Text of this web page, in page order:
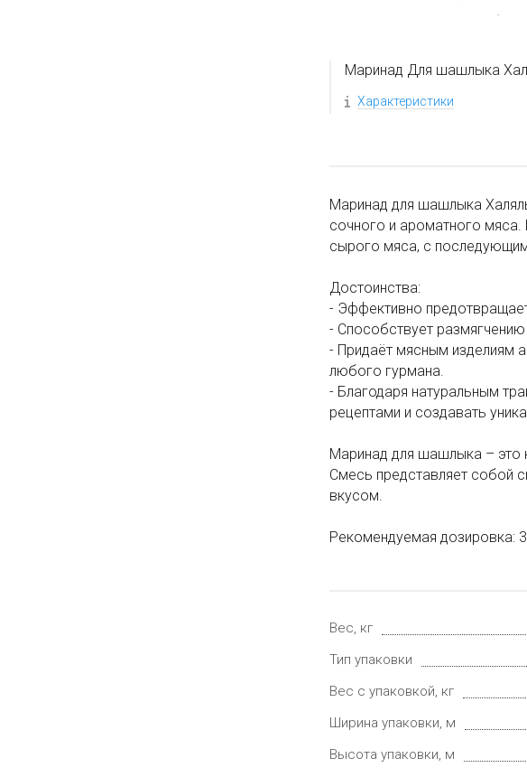
Маринад Для шашлыка
Характеристики
Маринад для шашлыка
сочного и ароматного мяса.
сырого мяса, с
Достоинства:
- Эффективно
- Способствует
- Придаёт мясным изделиям
любого гурмана.
- Благодаря натуральным
рецептами и создавать
Маринад для шашлыка – это
Смесь представляет собой
вкусом.
Рекомендуемая дозировка:
Вес, кг
Тип упаковки
Вес с упаковкой, кг
Ширина упаковки, м
Высота упаковки, м